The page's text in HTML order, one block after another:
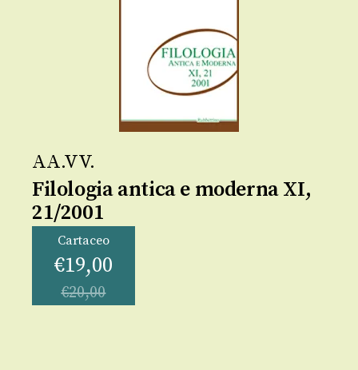
AA.VV.
Filologia antica e moderna XI,
21/2001
Cartaceo
€19,00
€20,00